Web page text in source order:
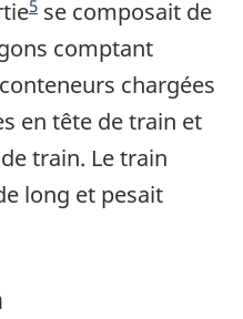
5 se composait de
comptant
chargées
en tête de train et
train. Le train
long et pesait